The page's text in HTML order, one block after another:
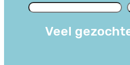
Veel